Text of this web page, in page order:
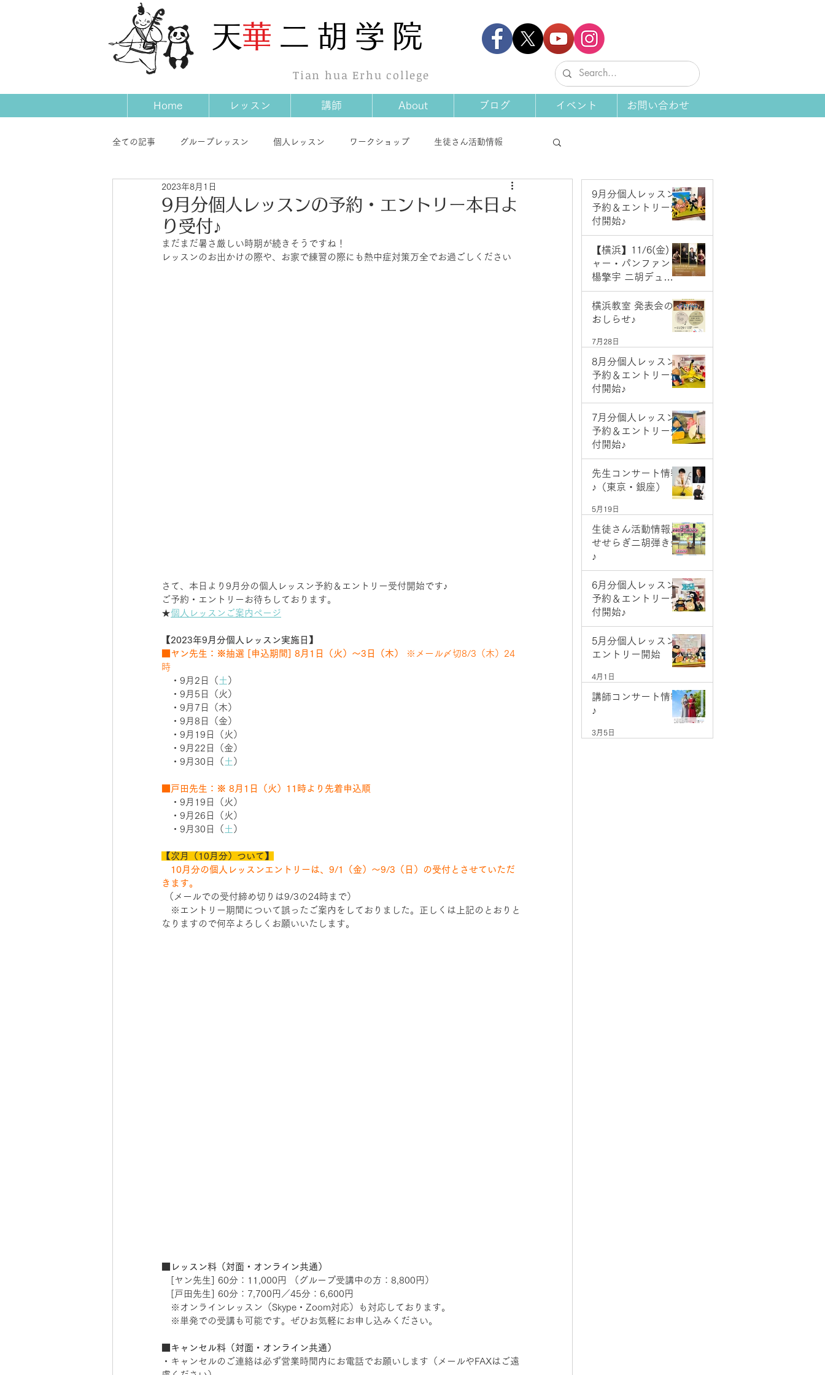
​天華 二胡学院
Tian hua Erhu college
Home レッスン 講師 About ブログ イベント お問い合わせ
全ての記事 グループレッスン 個人レッスン ワークショップ 生徒さん活動情報
発表会 コンサート
9月分個人レッスンの予約・エントリー本日よ
り受付♪
2023年8月1日
まだまだ暑さ厳しい時期が続きそうですね！
レッスンのお出かけの際や、お家で練習の際にも熱中症対策万全でお過ごしください
さて、本日より9月分の個人レッスン予約＆エントリー受付開始です♪
ご予約・エントリーお待ちしております。
★個人レッスンご案内ページ
【2023年9月分個人レッスン実施日】
■ヤン先生：※抽選 [申込期間] 8月1日（火）～3日（木）
※メール〆切8/3（木）24
時
・9月2日（ 土 ）
・9月5日（火）
・9月7日（木）
・9月8日（金）
・9月19日（火）
・9月22日（金）
・9月30日（ 土 ）
■戸田先生：※ 8月1日（火）11時より先着申込順
・9月19日（火）
・9月26日（火）
・9月30日（ 土 ）
【次月（10月分）ついて】
10月分の個人レッスンエントリーは、9/1（金）〜9/3（日）の受付とさせていただ
きます。
（メールでの受付締め切りは9/3の24時まで）
※エントリー期間について誤ったご案内をしておりました。正しくは上記のとおりと
なりますので何卒よろしくお願いいたします。
■レッスン料（対面・オンライン共通）
[ヤン先生] 60分：11,000円 （グループ受講中の方：8,800円）
[戸田先生] 60分：7,700円／45分：6,600円
※オンラインレッスン（Skype・Zoom対応）も対応しております。
※単発での受講も可能です。ぜひお気軽にお申し込みください。
■キャンセル料（対面・オンライン共通）
・キャンセルのご連絡は必ず営業時間内にお電話でお願いします（メールやFAXはご遠
9月分個人レッスン
予約＆エントリー受
付開始♪
【横浜】11/6(金) ジ
ャー・パンファン＆
楊擎宇 二胡デュオ
コンサート
横浜教室 発表会の
おしらせ♪
7月28日
8月分個人レッスン
予約＆エントリー受
付開始♪
7月分個人レッスン
予約＆エントリー受
付開始♪
先生コンサート情報
♪（東京・銀座）
5月19日
生徒さん活動情報♪
せせらぎ二胡弾き会
♪
6月分個人レッスン
予約＆エントリー受
付開始♪
5月分個人レッスン
エントリー開始
4月1日
講師コンサート情報
♪
3月5日